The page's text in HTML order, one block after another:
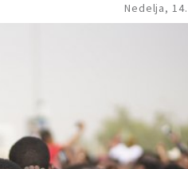
Nedelja,